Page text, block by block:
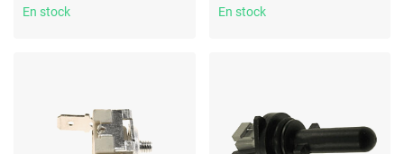
Rosières, Hoover - Réf.
En stock
Compatible Siemens
En stock